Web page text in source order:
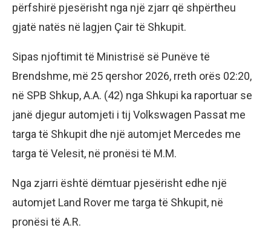
përfshirë pjesërisht nga një zjarr që shpërtheu
gjatë natës në lagjen Çair të Shkupit.
Sipas njoftimit të Ministrisë së Punëve të
Brendshme, më 25 qershor 2026, rreth orës 02:20,
në SPB Shkup, A.A. (42) nga Shkupi ka raportuar se
janë djegur automjeti i tij Volkswagen Passat me
targa të Shkupit dhe një automjet Mercedes me
targa të Velesit, në pronësi të M.M.
Nga zjarri është dëmtuar pjesërisht edhe një
automjet Land Rover me targa të Shkupit, në
pronësi të A.R.